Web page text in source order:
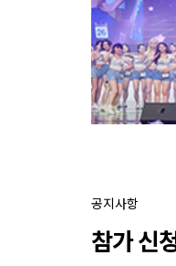
공지사항
참가 신